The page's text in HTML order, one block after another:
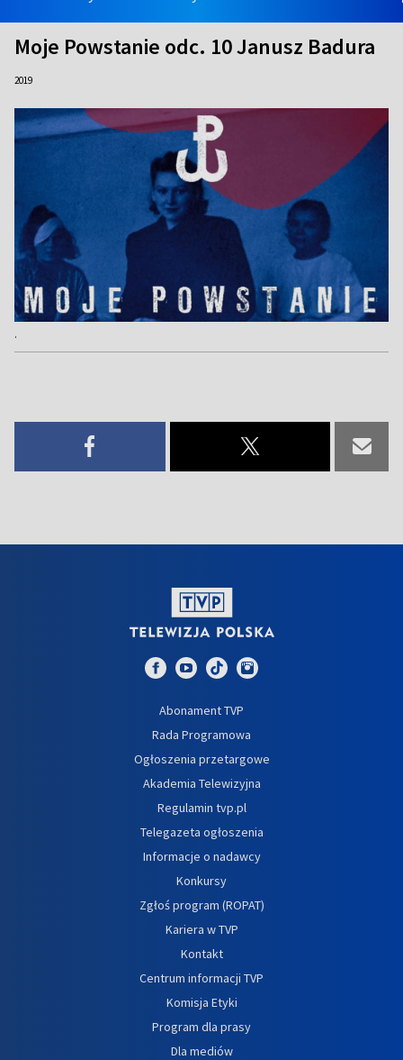
Moje Powstanie odc. 10 Janusz Badura
2019
.
Abonament TVP
Rada Programowa
Ogłoszenia przetargowe
Akademia Telewizyjna
Regulamin tvp.pl
Telegazeta ogłoszenia
Informacje o nadawcy
Konkursy
Zgłoś program (ROPAT)
Kariera w TVP
Kontakt
Centrum informacji TVP
Komisja Etyki
Program dla prasy
Dla mediów